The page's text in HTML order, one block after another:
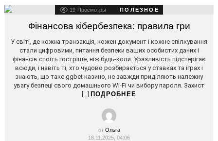
LATEST
STORIES
19 Просмотры ПОЛЕЗНОЕ
Фінансова кібербезпека: правила гри
У світі, де кожна транзакція, кожен документ і кожне спілкування
стали цифровими, питання безпеки ваших особистих даних і
фінансів стоїть гостріше, ніж будь-коли. Уразливість підстерігає
всюди, і навіть ті, хто чудово розбирається у ставках та іграх і
знають, що таке ggbet казино, не завжди приділяють належну
увагу безпеці свого домашнього Wi-Fi чи вибору пароля. Захист
[…] ПОДРОБНЕЕ
от Ольга
18.11.2025, 04:06